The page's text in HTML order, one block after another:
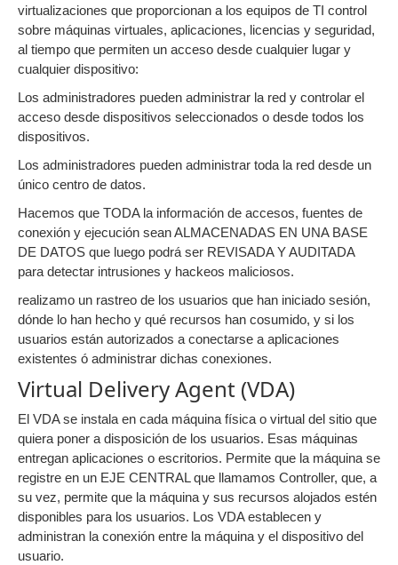
virtualizaciones que proporcionan a los equipos de TI control
sobre máquinas virtuales, aplicaciones, licencias y seguridad,
al tiempo que permiten un acceso desde cualquier lugar y
cualquier dispositivo:
Los administradores pueden administrar la red y controlar el
acceso desde dispositivos seleccionados o desde todos los
dispositivos.
Los administradores pueden administrar toda la red desde un
único centro de datos.
Hacemos que TODA la información de accesos, fuentes de
conexión y ejecución sean ALMACENADAS EN UNA BASE
DE DATOS que luego podrá ser REVISADA Y AUDITADA
para detectar intrusiones y hackeos maliciosos.
realizamo un rastreo de los usuarios que han iniciado sesión,
dónde lo han hecho y qué recursos han cosumido, y si los
usuarios están autorizados a conectarse a aplicaciones
existentes ó administrar dichas conexiones.
Virtual Delivery Agent (VDA)
El VDA se instala en cada máquina física o virtual del sitio que
quiera poner a disposición de los usuarios. Esas máquinas
entregan aplicaciones o escritorios. Permite que la máquina se
registre en un EJE CENTRAL que llamamos Controller, que, a
su vez, permite que la máquina y sus recursos alojados estén
disponibles para los usuarios. Los VDA establecen y
administran la conexión entre la máquina y el dispositivo del
usuario.